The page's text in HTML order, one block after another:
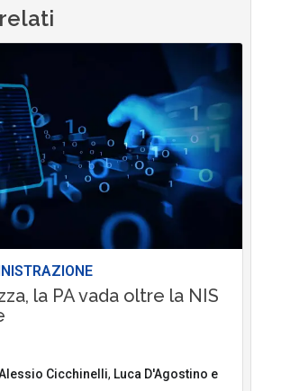
la PA vada oltre la NIS
Cicchinelli, Luca D'Agostino e